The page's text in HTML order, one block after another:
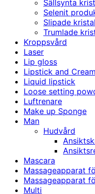
Sällsynta
Selenit
Slipade
Trumlade
Kroppsvård
Laser
Lip gloss
Lipstick and
Liquid lipstick
Loose setting
Luftrenare
Make up Sponge
Man
Hudvård
Mascara
Massageapparat
Massageapparat
Multi